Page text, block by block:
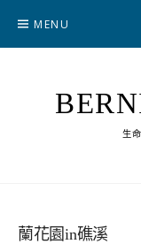
content
MENU
生
蘭花園in礁溪